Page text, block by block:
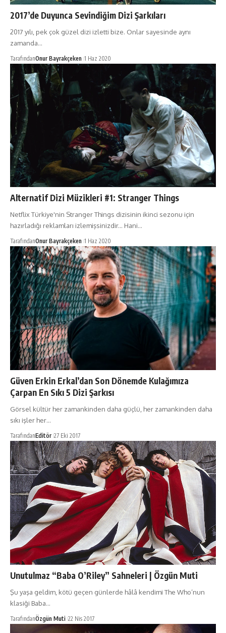
2017’de Duyunca Sevindiğim Dizi Şarkıları
2017 yılı, pek çok güzel dizi izletti bize. Onlar sayesinde aynı
zamanda…
TarafındanOnur Bayrakçeken 1 Haz 2020
Alternatif Dizi Müzikleri #1: Stranger Things
Netflix Türkiye'nin Stranger Things dizisinin ikinci sezonu için
hazırladığı reklamları izlemişsinizdir... Hani…
TarafındanOnur Bayrakçeken 1 Haz 2020
Güven Erkin Erkal’dan Son Dönemde Kulağımıza
Çarpan En Sıkı 5 Dizi Şarkısı
Görsel kültür her zamankinden daha güçlü, her zamankinden daha
sıkı işler her…
TarafındanEditör 27 Eki 2017
Unutulmaz “Baba O’Riley” Sahneleri | Özgün Muti
Şu yaşa geldim, kötü geçen günlerde hâlâ kendimi The Who’nun
klasiği Baba…
TarafındanÖzgün Muti 22 Nis 2017